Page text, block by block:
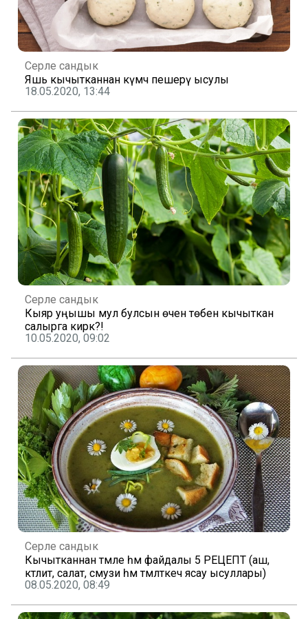
Серле сандык
Яшь кычытканнан күмәч пешерү ысулы
18.05.2020, 13:44
Серле сандык
Кыяр уңышы мул булсын өчен төбенә кычыткан
салырга кирәк?!
10.05.2020, 09:02
Серле сандык
Кычытканнан тәмле һәм файдалы 5 РЕЦЕПТ (аш,
кәтлит, салат, смузи һәм тәмләткеч ясау ысуллары)
08.05.2020, 08:49